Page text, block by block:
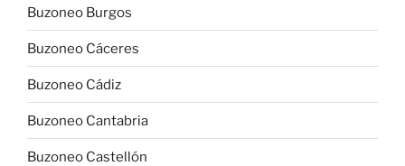
Buzoneo Burgos
Buzoneo Cáceres
Buzoneo Cádiz
Buzoneo Cantabria
Buzoneo Castellón